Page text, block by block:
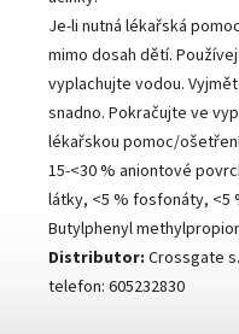
Je-li nutná lékařská
mimo dosah dětí.
vyplachujte vodou.
snadno. Pokračujte ve
lékařskou pomoc/
15-<30 % aniontové
látky, <5 % fosfonáty, <5
Butylphenyl
Distributor: Crossgate
telefon: 605232830